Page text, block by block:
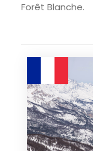
Forêt Blanche.